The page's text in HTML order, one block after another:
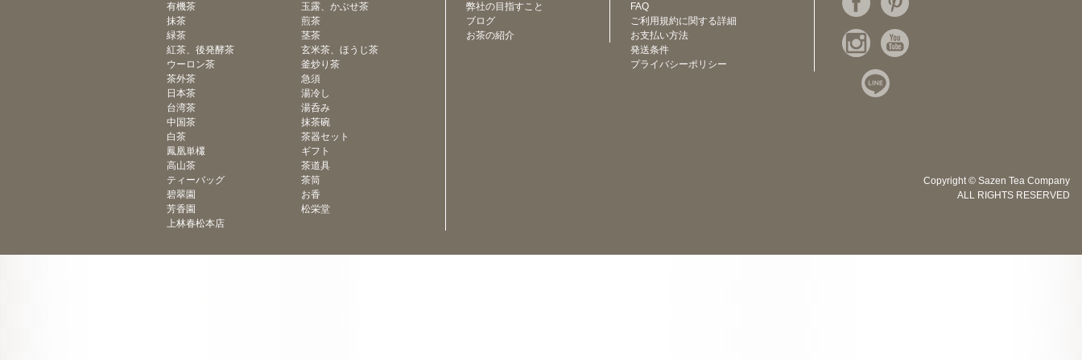
有機茶
抹茶
緑茶
紅茶、後発酵茶
ウーロン茶
茶外茶
日本茶
台湾茶
中国茶
白茶
鳳凰単欉
高山茶
ティーバッグ
碧翠園
芳香園
上林春松本店
玉露、かぶせ茶
煎茶
茎茶
玄米茶、ほうじ茶
釜炒り茶
急須
湯冷し
湯呑み
抹茶碗
茶器セット
ギフト
茶道具
茶筒
お香
松栄堂
弊社の目指すこと
ブログ
お茶の紹介
FAQ
ご利用規約に関する詳細
お支払い方法
発送条件
プライバシーポリシー
Copyright © Sazen Tea Company
ALL RIGHTS RESERVED